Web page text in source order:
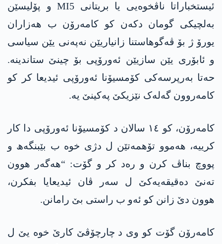
ئیستخباراتا ناڤخوەیی یا بریتانی MI5 و پۆلیسێن
بەلچیکی گومان دکەن کو کامەرۆن ب ھەزاران
یورۆ ژ بۆ ڤەگوهاستنا زانیاریێن نەپەنی یێن سیاسی
و ئابۆری یێن سازیێن ئەورۆپی بۆ چینێ ستاندینە.
حەتا بەرپرسەکی کۆمسیۆنا ئەورۆپی ئیدیعا کر کو
کامەروون گەلەک نێزیکێ پەکینێ یە.
کامەرۆن، کو ١٤ سالان د کۆمسیۆنا ئەورۆپی دا کار
کرییە، ھەموو تۆھمەتێن ل دژی خوە ب بێبنگەھ و
پووچ بناڤ کرن و رەد کر و گۆت: “هەگەر ھوون
تەنێ دەقیقەیەکێ ل سەر ڤان ئیدیعایا بفکرن،
ھوون دێ زانن کو ئەو ب راستی بێ رامانن.
کامەرۆن گۆت کو وی د چارچۆڤێ کارێ خوە یێ ل